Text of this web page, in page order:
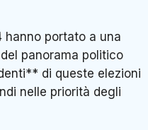
hanno portato a una
panorama politico
di queste elezioni
nelle priorità degli